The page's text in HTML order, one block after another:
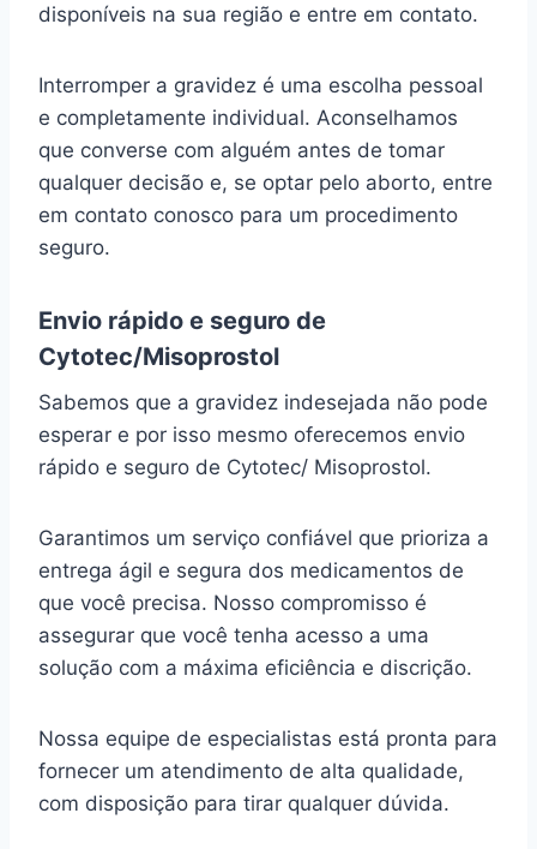
disponíveis na sua região e entre em contato.
Interromper a gravidez é uma escolha pessoal
e completamente individual. Aconselhamos
que converse com alguém antes de tomar
qualquer decisão e, se optar pelo aborto, entre
em contato conosco para um procedimento
seguro.
Envio rápido e seguro de
Cytotec/Misoprostol
Sabemos que a gravidez indesejada não pode
esperar e por isso mesmo oferecemos envio
rápido e seguro de Cytotec/ Misoprostol.
Garantimos um serviço confiável que prioriza a
entrega ágil e segura dos medicamentos de
que você precisa. Nosso compromisso é
assegurar que você tenha acesso a uma
solução com a máxima eficiência e discrição.
Nossa equipe de especialistas está pronta para
fornecer um atendimento de alta qualidade,
com disposição para tirar qualquer dúvida.